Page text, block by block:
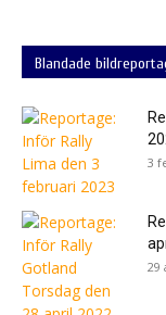
Blandade
3
29